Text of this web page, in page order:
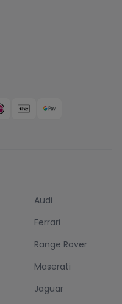
Audi
Ferrari
Range Rover
Maserati
Jaguar